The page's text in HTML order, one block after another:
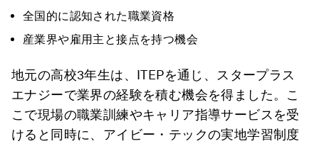
全国的に認知された職業資格
産業界や雇用主と接点を持つ機会
地元の高校3年生は、ITEPを通じ、スタープラス
エナジーで業界の経験を積む機会を得ました。こ
こで現場の職業訓練やキャリア指導サービスを受
けると同時に、アイビー・テックの実地学習制度